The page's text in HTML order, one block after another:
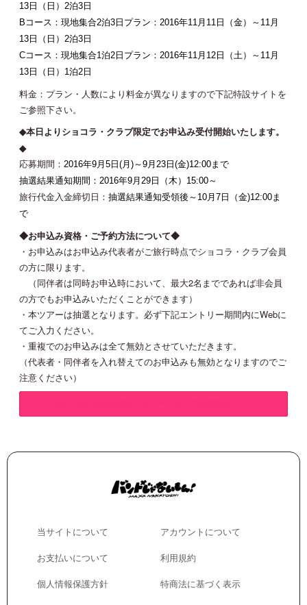
JOIN LOGIN
MOVIE
GALLERY
MAIL MAGAZINE
BIRTHDAY MAIL
13日（日）2泊3日
Bコース：現地集合2泊3日プラン：2016年11月11日（金）～11月
13日（日）2泊3日
Cコース：現地集合1泊2日プラン：2016年11月12日（土）～11月
13日（日）1泊2日
料金：プラン・人数により料金が異なりますので下記特設サイトを
ご参照下さい。
◆本日よりショコラ・クラブ限定でお申込み受付開始いたします。
◆
応募期間： 2016年9月5日(月)～9月23日(金)12:00まで
抽選結果通知期間： 2016年9月29日（木）15:00～
旅行代金入金締切日： 抽選結果通知受領後～10月7日（金)12:00ま
で
◆お申込み資格・ご予約方法について◆
・お申込みはお申込み代表者がご旅行時点でショコラ・クラブ会員
の方に限ります。
（同伴者は同時お申込時において、最大2名までであれば非会員
の方でもお申込みいただくことができます）
・ 本ツアーは抽選となります。必ず下記エントリー期間内にWebに
てご入力ください。
・ 重複でのお申込みは全て無効とさせていただきます。
（代表者・同伴者を入れ替えてのお申込みも無効となりますのでご
注意ください）
当サイトについて
アカウントについて
お支払いについて
利用規約
個人情報保護方針
特商法に基づく表示